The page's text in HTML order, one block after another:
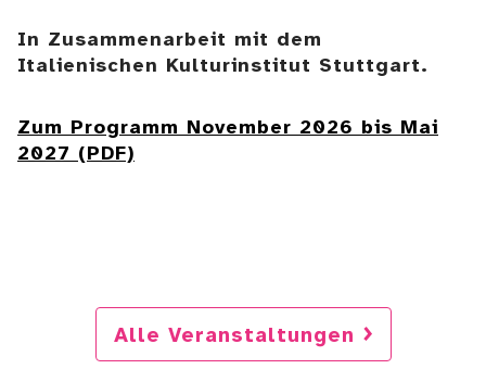
In Zusammenarbeit mit dem
Italienischen Kulturinstitut Stuttgart.
Zum Programm November 2026 bis Mai
2027 (PDF)
Alle Veranstaltungen